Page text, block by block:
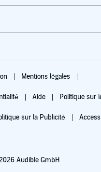
Mentions légales
Aide Politique sur
sur la Publicité
Audible GmbH